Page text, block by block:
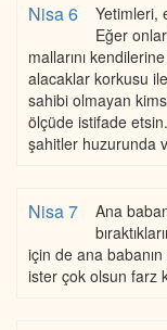
Nisa 6
Yetimleri,
Eğer
mallarını
alacaklar korkusu
sahibi olmayan
ölçüde istifade
şahitler huzurunda
Nisa 7
Ana
için de ana
ister çok olsun farz